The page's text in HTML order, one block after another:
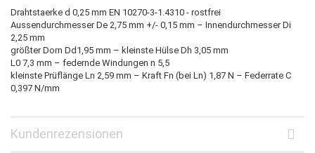
Drahtstaerke d 0,25 mm EN 10270-3-1.4310 - rostfrei
Aussendurchmesser De 2,75 mm +/- 0,15 mm – Innendurchmesser Di
2,25 mm
größter Dorn Dd1,95 mm – kleinste Hülse Dh 3,05 mm
L0 7,3 mm – federnde Windungen n 5,5
kleinste Prüflänge Ln 2,59 mm – Kraft Fn (bei Ln) 1,87 N – Federrate C
0,397 N/mm
Kundenrezensionen